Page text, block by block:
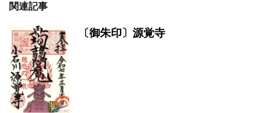
関連記事
〔御朱印〕源覚寺